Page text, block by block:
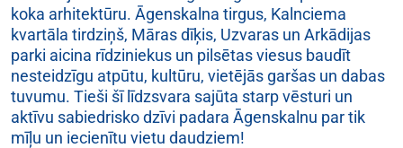
koka arhitektūru. Āgenskalna tirgus, Kalnciema
kvartāla tirdziņš, Māras dīķis, Uzvaras un Arkādijas
parki aicina rīdziniekus un pilsētas viesus baudīt
nesteidzīgu atpūtu, kultūru, vietējās garšas un dabas
tuvumu. Tieši šī līdzsvara sajūta starp vēsturi un
aktīvu sabiedrisko dzīvi padara Āgenskalnu par tik
mīļu un iecienītu vietu daudziem!